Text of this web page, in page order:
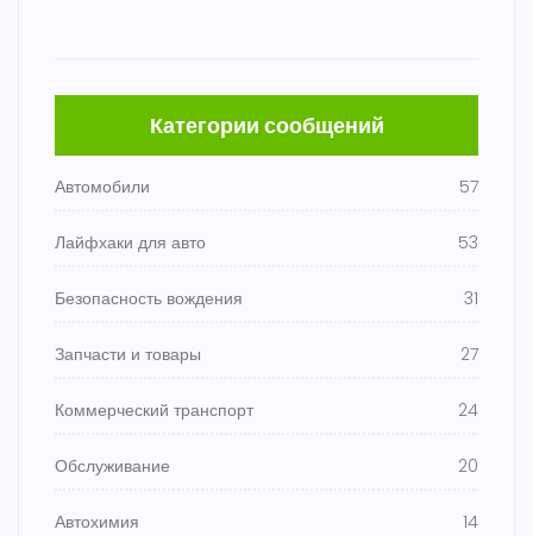
Категории сообщений
Автомобили 57
Лайфхаки для авто 53
Безопасность вождения 31
Запчасти и товары 27
Коммерческий транспорт 24
Обслуживание 20
Автохимия 14